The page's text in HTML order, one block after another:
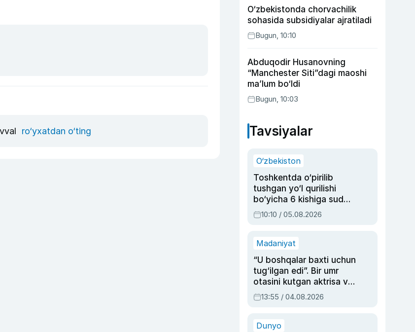
ro‘yxatdan o‘ting
O‘zbekistonda chorvachilik
sohasida subsidiyalar ajratiladi
Bugun, 10:10
Abduqodir Husanovning
“Manchester Siti”dagi maoshi
ma’lum bo‘ldi
Bugun, 10:03
Tavsiyalar
O‘zbekiston
Toshkentda o‘pirilib
tushgan yo‘l qurilishi
bo‘yicha 6 kishiga sud
hukmi o‘qildi
10:10 / 05.08.2026
Madaniyat
“U boshqalar baxti uchun
tug‘ilgan edi”. Bir umr
otasini kutgan aktrisa va
dublyaj ustasi Rimma
Ahmedovaning
13:55 / 04.08.2026
Dunyo